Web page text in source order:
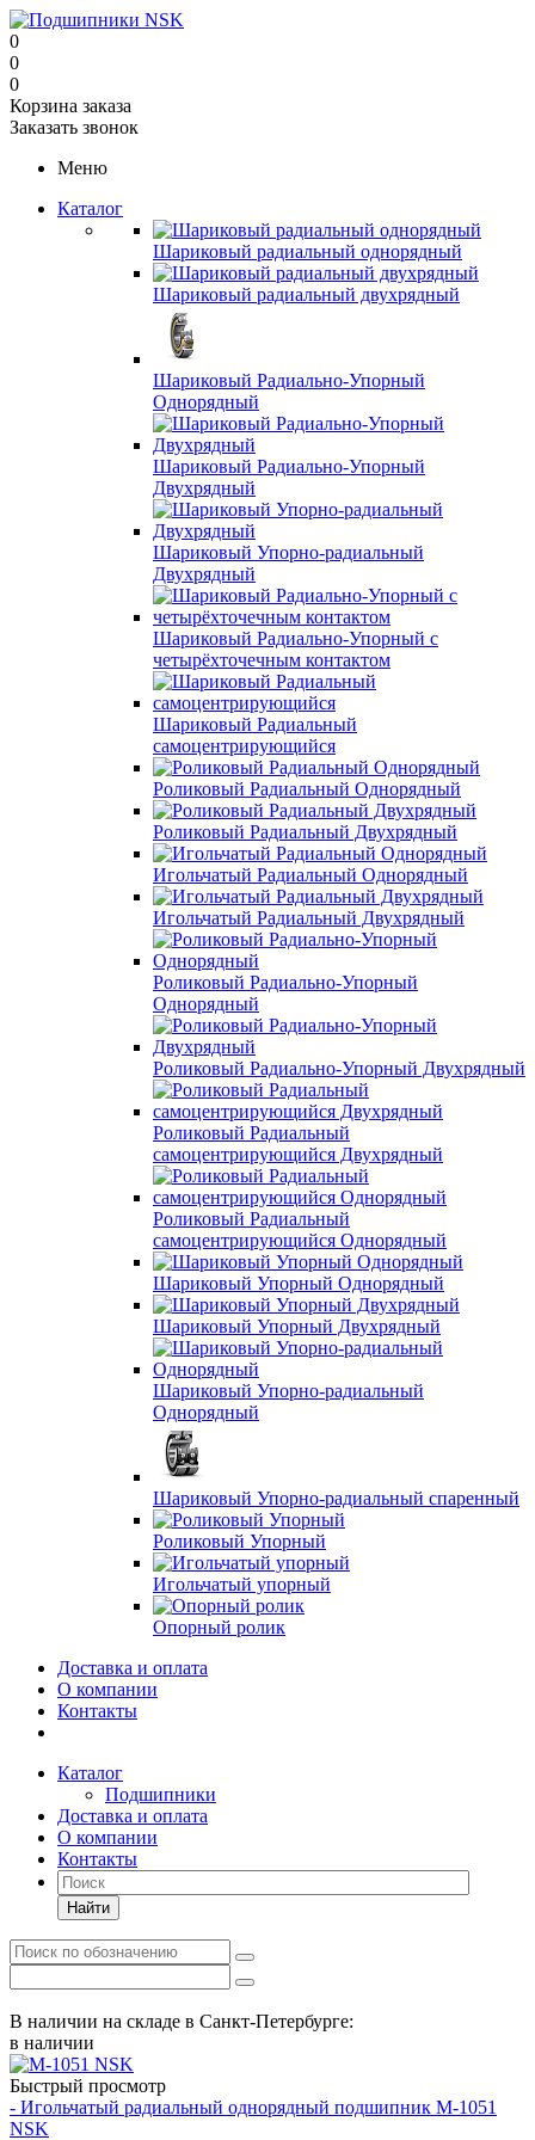
0
0
0
Корзина заказа
Заказать звонок
Меню
Каталог
Шариковый радиальный однорядный
Шариковый радиальный двухрядный
Шариковый Радиально-Упорный
Однорядный
Шариковый Радиально-Упорный
Двухрядный
Шариковый Упорно-радиальный
Двухрядный
Шариковый Радиально-Упорный с
четырёхточечным контактом
Шариковый Радиальный
самоцентрирующийся
Роликовый Радиальный Однорядный
Роликовый Радиальный Двухрядный
Игольчатый Радиальный Однорядный
Игольчатый Радиальный Двухрядный
Роликовый Радиально-Упорный
Однорядный
Роликовый Радиально-Упорный Двухрядный
Роликовый Радиальный
самоцентрирующийся Двухрядный
Роликовый Радиальный
самоцентрирующийся Однорядный
Шариковый Упорный Однорядный
Шариковый Упорный Двухрядный
Шариковый Упорно-радиальный
Однорядный
Шариковый Упорно-радиальный спаренный
Роликовый Упорный
Игольчатый упорный
Опорный ролик
Доставка и оплата
О компании
Контакты
Каталог
Подшипники
Доставка и оплата
О компании
Контакты
Найти
В наличии на складе в Санкт-Петербурге:
в наличии
Быстрый просмотр
- Игольчатый радиальный однорядный подшипник M-1051
NSK